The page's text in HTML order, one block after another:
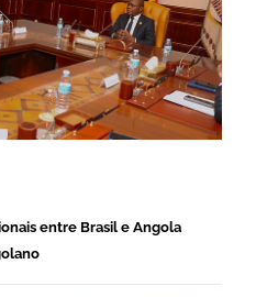
entre Brasil e Angola